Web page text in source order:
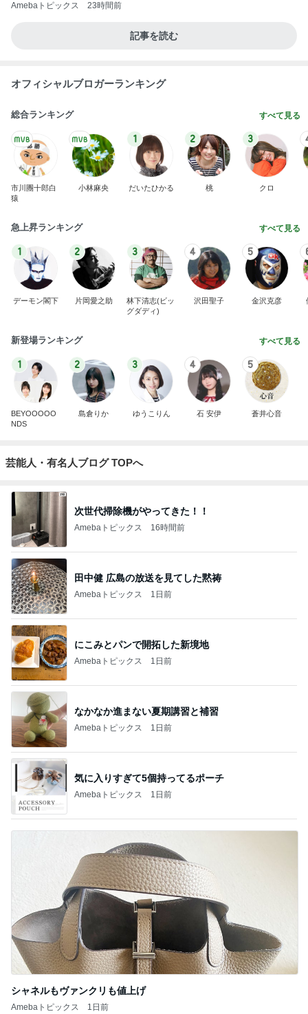
Amebaトピックス 23時間前
記事を読む
オフィシャルブロガーランキング
総合ランキング すべて見る
市川團十郎白
猿
小林麻央
1
だいたひかる
2
桃
3
クロ
急上昇ランキング すべて見る
1
デーモン閣下
2
片岡愛之助
3
林下清志(ビッ
グダディ)
4
沢田聖子
5
金沢克彦
新登場ランキング すべて見る
1
BEYOOOOO
NDS
2
島倉りか
3
ゆうこりん
4
石 安伊
5
蒼井心音
芸能人・有名人ブログ TOPへ
次世代掃除機がやってきた！！
Amebaトピックス 16時間前
田中健 広島の放送を見てした黙祷
Amebaトピックス 1日前
にこみとパンで開拓した新境地
Amebaトピックス 1日前
なかなか進まない夏期講習と補習
Amebaトピックス 1日前
気に入りすぎて5個持ってるポーチ
Amebaトピックス 1日前
シャネルもヴァンクリも値上げ
Amebaトピックス 1日前